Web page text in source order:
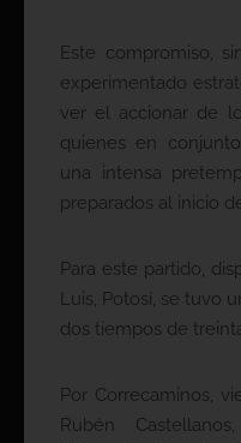
Este compromiso,
experimentado
ver el accionar de
quienes en
una intensa
preparados al inicio
Para este partido,
Luis, Potosí, se tuvo
dos tiempos de
Por Correcaminos,
Rubén